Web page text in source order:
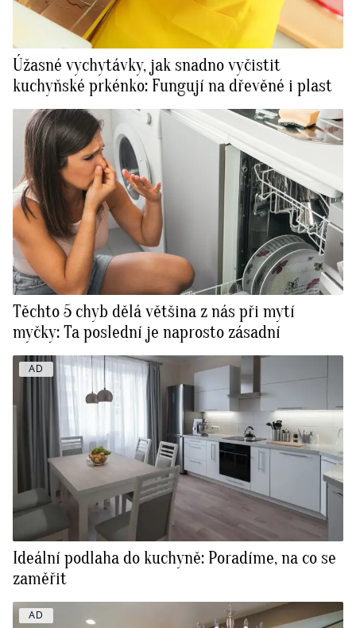
Úžasné vychytávky, jak snadno vyčistit
kuchyňské prkénko: Fungují na dřevěné i plast
Těchto 5 chyb dělá většina z nás při mytí
myčky: Ta poslední je naprosto zásadní
AD
Ideální podlaha do kuchyně: Poradíme, na co se
zaměřit
AD